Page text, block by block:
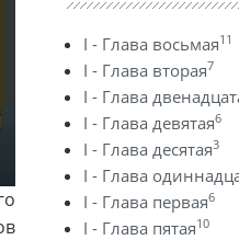
I - Глава восьмая11
I - Глава вторая7
I - Глава
I - Глава девятая6
I - Глава десятая3
I - Глава
I - Глава первая6
I - Глава пятая10